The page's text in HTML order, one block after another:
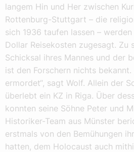
langem Hin und Her zwischen
Rottenburg-Stuttgart – die
sich 1936 taufen lassen –
Dollar Reisekosten zugesagt. Zu
Schicksal ihres Mannes und der
ist den Forschern nichts bekannt.
ermordet“, sagt Wolf. Allein der
überlebt ein KZ in Riga. Über
konnten seine Söhne Peter und
Historiker-Team aus Münster
erstmals von den Bemühungen
hatten, dem Holocaust auch